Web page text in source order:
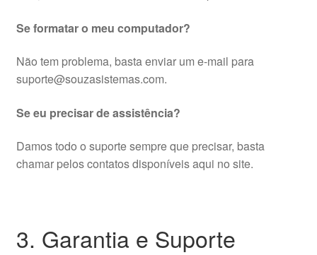
Se formatar o meu computador?
Não tem problema, basta enviar um e-mail para
suporte@souzasistemas.com.
Se eu precisar de assistência?
Damos todo o suporte sempre que precisar, basta
chamar pelos contatos disponíveis aqui no site.
3. Garantia e Suporte